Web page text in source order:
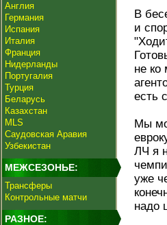
Англия
Германия
Испания
Италия
Франция
Нидерланды
Португалия
Турция
Беларусь
Казахстан
MLS
Саудовская Аравия
Узбекистан
МЕЖСЕЗОНЬЕ:
Трансферы
Контрольные матчи
РАЗНОЕ:
В
и
не ко
есть
Мы
ЛЧ я
уже
надо